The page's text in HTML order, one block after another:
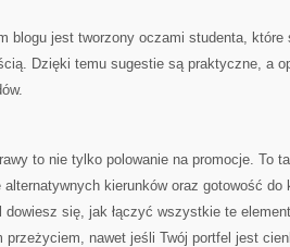
blogu jest tworzony oczami studenta, które
Dzięki temu sugestie są praktyczne, a
to nie tylko polowanie na promocje. To
alternatywnych kierunków oraz gotowość do
dowiesz się, jak łączyć wszystkie te
przeżyciem, nawet jeśli Twój portfel jest